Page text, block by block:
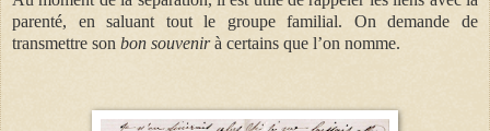
parenté, en saluant tout le groupe familial. On demande de
transmettre son bon souvenirà certains que l’on nomme.